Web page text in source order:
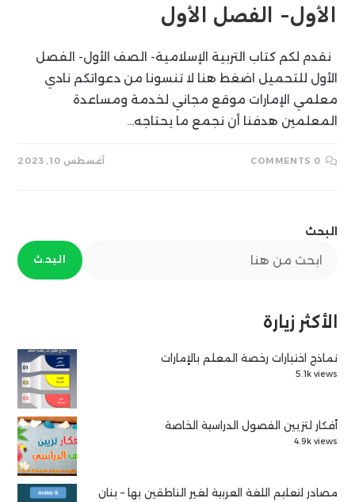
الأول- الفصل الأول
نقدم لكم كتاب التربية الإسلامية- الصف الأول- الفصل
الأول للتحميل اضغط هنا لا تنسونا من دعواتكم نادي
معلمي الإمارات موقع مجاني لخدمة ومساعدة
المعلمين هدفنا أن نجمع ما يحتاجه…
0 COMMENTS أغسطس 10, 2023
البحث
البحث
الأكثر زيارة
نماذج اختبارات رخصة المعلم بالإمارات
5.1k views
أفكار لتزيين الفصول الدراسية الخاصة
4.9k views
مصادر لتعليم اللغة العربية لغير الناطقين بها – بنان